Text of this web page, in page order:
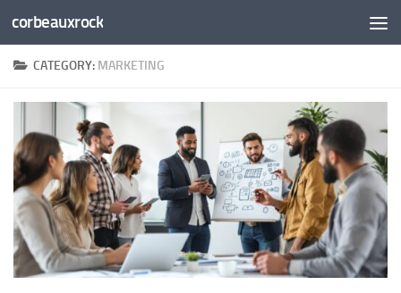
Skip to content
corbeauxrock
CATEGORY: MARKETING